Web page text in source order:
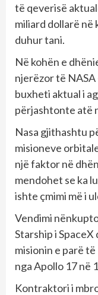
të qeverisë
miliard dollarë
duhur tani.
Në kohën e
njerëzor të
buxheti aktual i
përjashtonte atë
Nasa gjithashtu
misioneve
një faktor në
mendohet se ka
ishte çmimi më i
Vendimi
Starship i
misionin e parë
nga Apollo 17 në
Kontraktori i